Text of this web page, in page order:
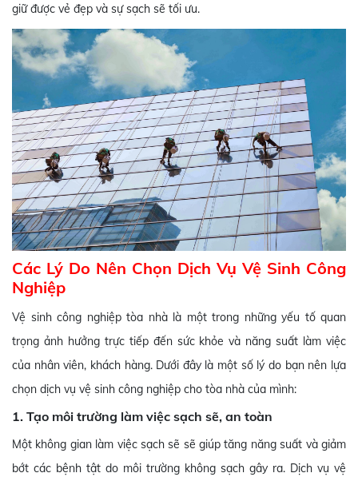
giữ được vẻ đẹp và sự sạch sẽ tối ưu.
Các Lý Do Nên Chọn Dịch Vụ Vệ Sinh Công
Nghiệp
Vệ sinh công nghiệp tòa nhà là một trong những yếu tố quan
trọng ảnh hưởng trực tiếp đến sức khỏe và năng suất làm việc
của nhân viên, khách hàng. Dưới đây là một số lý do bạn nên lựa
chọn dịch vụ vệ sinh công nghiệp cho tòa nhà của mình:
1. Tạo môi trường làm việc sạch sẽ, an toàn
Một không gian làm việc sạch sẽ sẽ giúp tăng năng suất và giảm
bớt các bệnh tật do môi trường không sạch gây ra. Dịch vụ vệ